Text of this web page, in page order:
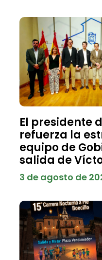
El presidente
refuerza la
equipo de
salida de
3 de agosto de